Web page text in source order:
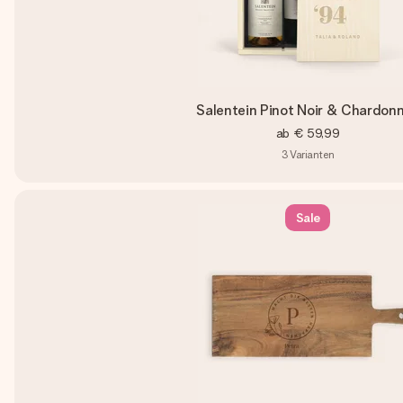
Salentein Pinot Noir &
ab € 59,99
3Varianten
Sale